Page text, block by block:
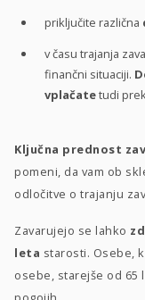
priključite različna
v času trajanja
finančni situaciji.
vplačatetudi
Ključna prednost
pomeni, da vam ob
odločitve o trajanju
Zavarujejo se lahko
leta starosti. Osebe,
osebe, starejše od